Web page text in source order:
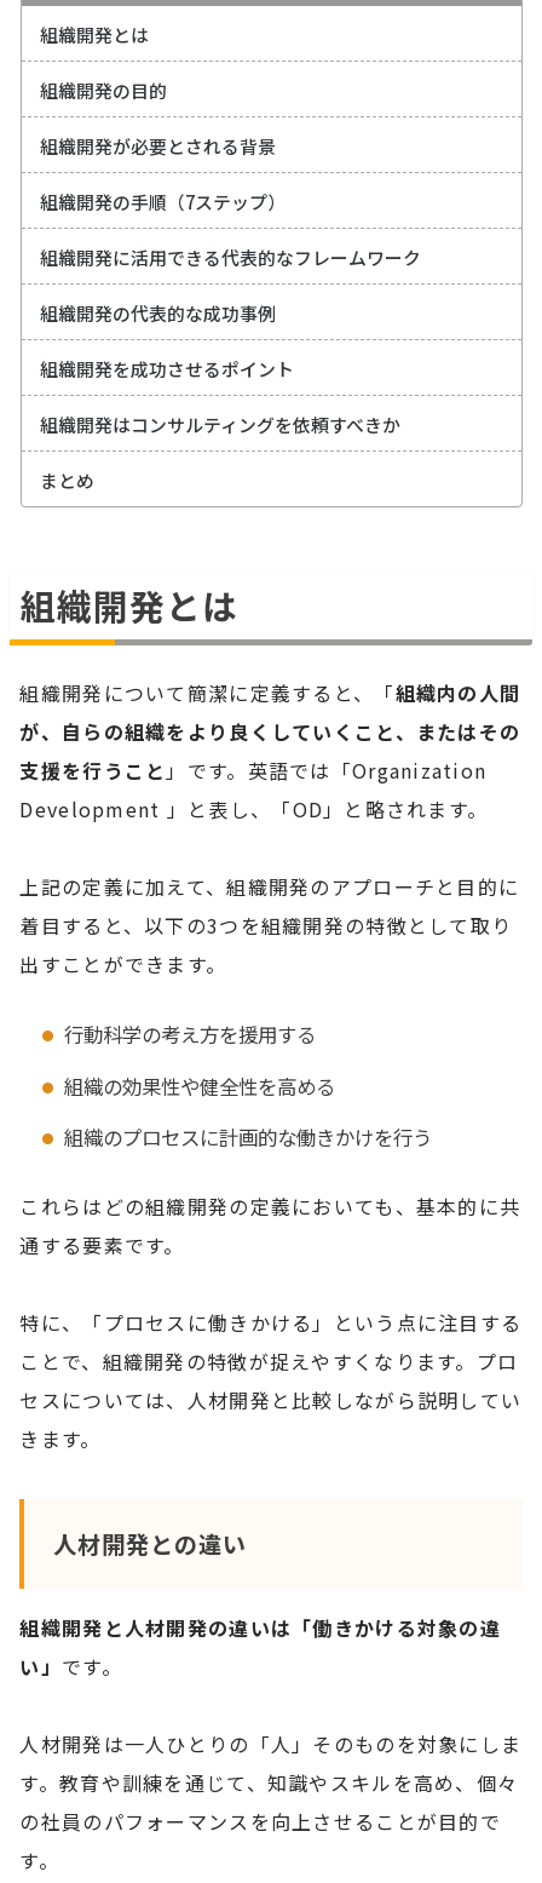
組織開発とは
組織開発の目的
組織開発が必要とされる背景
組織開発の手順（7ステップ）
組織開発に活用できる代表的なフレームワーク
組織開発の代表的な成功事例
組織開発を成功させるポイント
組織開発はコンサルティングを依頼すべきか
まとめ
組織開発とは
組織開発について簡潔に定義すると、「組織内の人間
が、自らの組織をより良くしていくこと、またはその
支援を行うこと」です。英語では「Organization
Development 」と表し、「OD」と略されます。
上記の定義に加えて、組織開発のアプローチと目的に
着目すると、以下の3つを組織開発の特徴として取り
出すことができます。
行動科学の考え方を援用する
組織の効果性や健全性を高める
組織のプロセスに計画的な働きかけを行う
これらはどの組織開発の定義においても、基本的に共
通する要素です。
特に、「プロセスに働きかける」という点に注目する
ことで、組織開発の特徴が捉えやすくなります。プロ
セスについては、人材開発と比較しながら説明してい
きます。
人材開発との違い
組織開発と人材開発の違いは「働きかける対象の違
い」 です。
人材開発は一人ひとりの「人」そのものを対象にしま
す。教育や訓練を通じて、知識やスキルを高め、個々
の社員のパフォーマンスを向上させることが目的で
す。